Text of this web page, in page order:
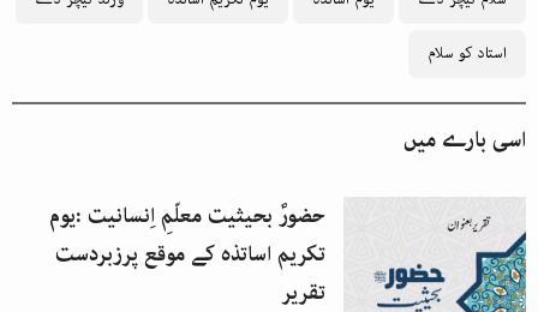
استاد کو سلام
اسی بارے میں
حضورؐ بحیثیت معلّمِ اِنسانیت :یوم
تکریم اساتذہ کے موقع پرزبردست
تقریر